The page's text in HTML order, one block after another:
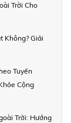
Trời Cho
Không? Giải
Tuyến
Cộng
Trời: Hướng